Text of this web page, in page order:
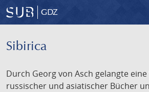
GDZ
Sibirica
Durch Georg von Asch gelangte
russischer und asiatischer Bücher